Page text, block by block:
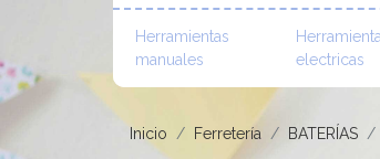
Herramientas
manuales
electricas
Inicio Ferretería BATERÍAS